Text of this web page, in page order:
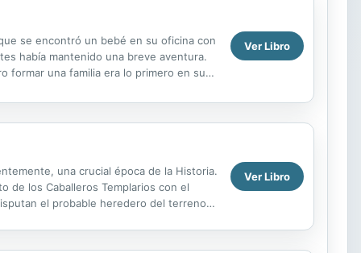
se encontró un bebé en su oficina con
había mantenido una breve aventura.
formar una familia era lo primero en su
Ver Libro
una crucial época de la Historia.
de los Caballeros Templarios con el
el probable heredero del terreno y
Ver Libro